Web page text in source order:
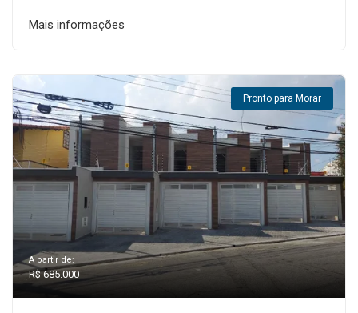
Mais informações
Pronto para Morar
A partir de:
R$ 685.000